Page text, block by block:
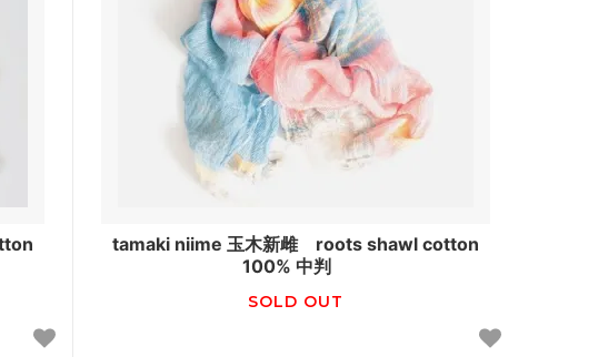
tamaki niime 玉木新雌 roots shawl cotton
100% 中判
SOLD OUT